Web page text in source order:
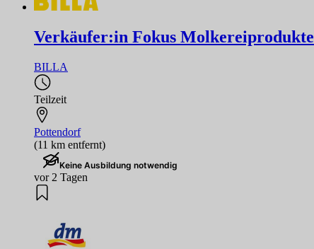
Verkäufer:in Fokus Molkereiprodukte
BILLA
Teilzeit
Pottendorf
(11 km entfernt)
Keine Ausbildung notwendig
vor 2 Tagen